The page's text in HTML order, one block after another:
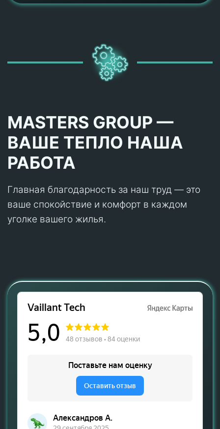
MASTERS GROUP —
ВАШЕ ТЕПЛО НАША
РАБОТА
Главная благодарность за наш труд — это
ваше спокойствие и комфорт в каждом
уголке вашего жилья.